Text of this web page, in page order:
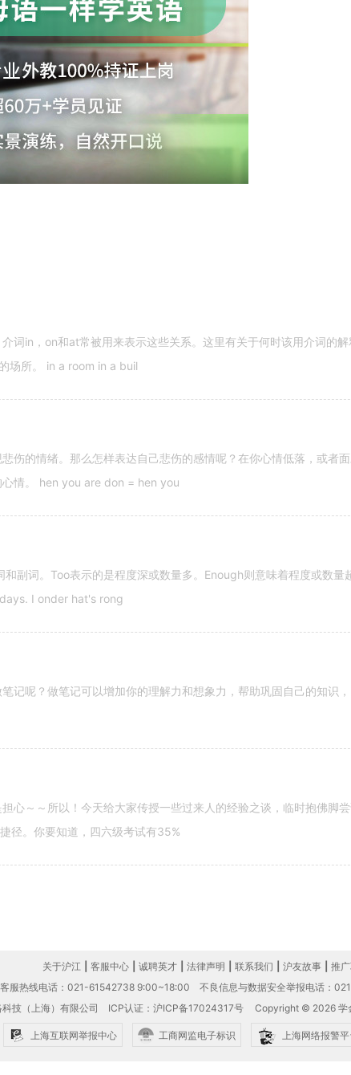
词in，on和at常被用来表示这些关系。这里有关于何时该用介词的解
场所。 in a room in a buil
伤的情绪。那么怎样表达自己悲伤的感情呢？在你心情低落，或者
情。 hen you are don = hen you
副词。Too表示的是程度深或数量多。Enough则意味着程度或数量
I onder hat's rong
记呢？做笔记可以增加你的理解力和想象力，帮助巩固自己的知识
心～～所以！今天给大家传授一些过来人的经验之谈，临时抱佛脚
径。你要知道，四六级考试有35%
关于沪江 客服中心 诚聘英才 法律声明 联系我们 沪友故事
推
客服热线电话：021-61542738 9:00~18:00
不良信息与数据安全举报电话：
科技（上海）有限公司
ICP认证：沪ICP备17024317号 Copyright © 2026 学
上海互联网举报中心 工商网监电子标识 上海网络报警平